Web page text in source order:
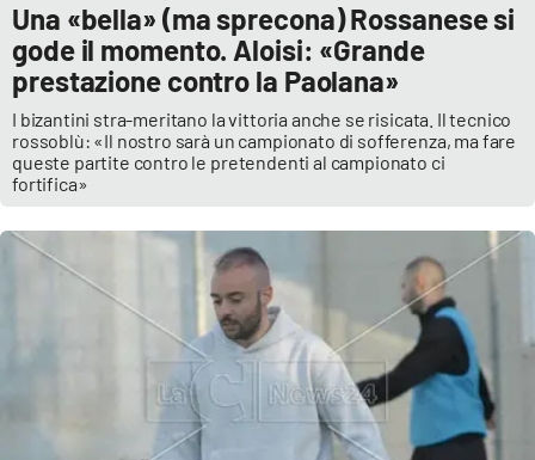
Una «bella» (ma sprecona) Rossanese si
gode il momento. Aloisi: «Grande
prestazione contro la Paolana»
I bizantini stra-meritano la vittoria anche se risicata. Il tecnico
rossoblù: «Il nostro sarà un campionato di sofferenza, ma fare
queste partite contro le pretendenti al campionato ci
fortifica»